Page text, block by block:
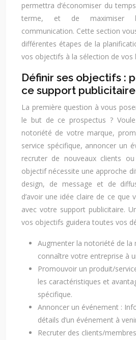
permettra d’économiser du
terme, et de maximiser
communication. Cette section
différentes étapes de la
vos objectifs à la sélection de vos
Définir ses objectifs :
ce support publicitaire
La première question à vous
le but de ce prospectus ?
notoriété de votre marque,
service spécifique, annoncer un
recruter de nouveaux clients
objectif nécessite une approche
design, de message et de
d’avoir une idée claire de ce que
avec votre support publicitaire.
vos objectifs guidera toutes vos
Augmenter la notoriété de la
connaître votre entreprise à
Promouvoir un produit/
les caractéristiques et
spécifique.
Annoncer un événement :
détails d’un événement à
Recruter des clients/